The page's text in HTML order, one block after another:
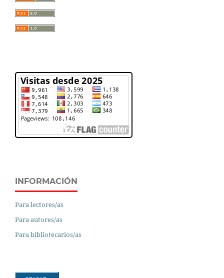
INFORMACIÓN
Para lectores/as
Para autores/as
Para bibliotecarios/as